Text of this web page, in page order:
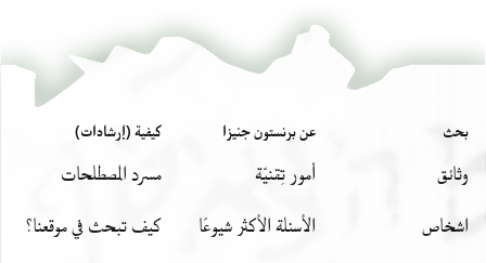
.......]...... רב ............אלא.......
..........] ... [י]וסף ............
..............] ..........
بحث
وثائق
اشخاص
عن برنستون جنيزا
أمور تِقنيّة
الأسئلة الأكثر شيوعًا
كيفية (إرشادات)
مسرد المصطلحات
كيف تبحث في موقعنا؟